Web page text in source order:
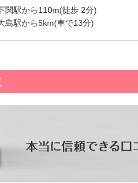
関駅から110m(徒歩 2分)
島駅から5km(車で13分)